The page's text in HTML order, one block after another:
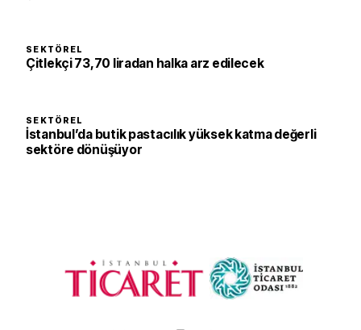
SEKTÖREL
Çitlekçi 73,70 liradan halka arz edilecek
SEKTÖREL
İstanbul’da butik pastacılık yüksek katma değerli
sektöre dönüşüyor